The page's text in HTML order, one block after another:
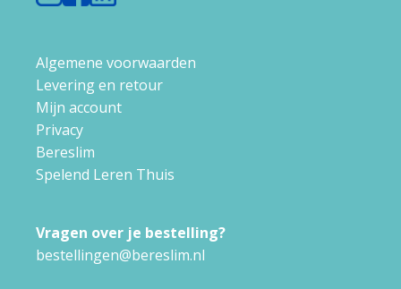
Algemene voorwaarden
Levering en retour
Mijn account
Privacy
Bereslim
Spelend Leren Thuis
Vragen over je bestelling?
bestellingen@bereslim.nl